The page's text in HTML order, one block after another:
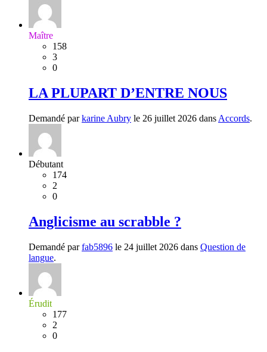
Maître
158
3
0
LA PLUPART D’ENTRE NOUS
Demandé parkarine Aubry le 26 juillet 2026 dans Accords.
Débutant
174
2
0
Anglicisme au scrabble ?
Demandé parfab5896 le 24 juillet 2026 dans Question de
langue.
Érudit
177
2
0